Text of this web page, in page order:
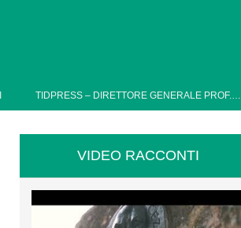
TIDPRESS – DIRETTORE GENERALE PROF.…
VIDEO RACCONTI